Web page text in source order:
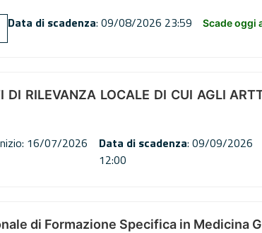
Data di scadenza: 09/08/2026 23:59 Scade oggi
DI RILEVANZA LOCALE DI CUI AGLI
16/07/2026
Data di scadenza: 09/09/2026
12:00
di Formazione Specifica in Medicina